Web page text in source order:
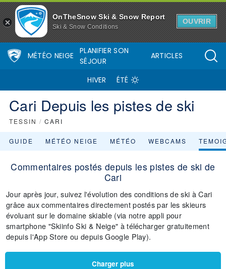
OnTheSnow Ski & Snow Report
Ski & Snow Conditions
OUVRIR
MÉTÉO NEIGE
PLANIFIER SON
SÉJOUR
ARTICLES
HIVER ÉTÉ
Cari Depuis les pistes de ski
TESSIN / CARI
GUIDE MÉTÉO NEIGE MÉTÉO WEBCAMS
Commentaires postés depuis les pistes de ski de
Cari
Jour après jour, suivez l'évolution des conditions de ski à Cari
grâce aux commentaires directement postés par les skieurs
évoluant sur le domaine skiable (via notre appli pour
smartphone "Skiinfo Ski & Neige" à télécharger gratuitement
depuis l'App Store ou depuis Google Play).
Charger plus